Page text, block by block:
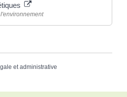
et administrative